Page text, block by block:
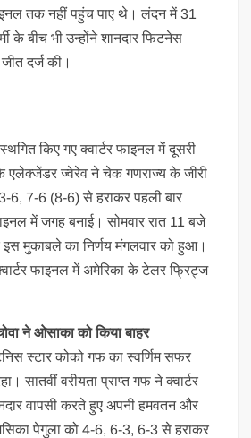
तक नहीं पहुंच पाए थे। लंदन में 31
के बीच भी उन्होंने शानदार फिटनेस
दर्ज की।
किए गए क्वार्टर फाइनल में दूसरी
के एलेक्जेंडर ज्वेरेव ने चेक गणराज्य के जीरी
6, 7-6 (8-6) से हराकर पहली बार
में जगह बनाई। सोमवार रात 11 बजे
मुकाबले का निर्णय मंगलवार को हुआ।
फाइनल में अमेरिका के टेलर फ्रिट्ज
ने ओसाका को किया बाहर
स्टार कोको गफ का स्वर्णिम सफर
सातवीं वरीयता प्राप्त गफ ने क्वार्टर
वापसी करते हुए अपनी हमवतन और
जेसिका पेगुला को 4-6, 6-3, 6-3 से हराकर